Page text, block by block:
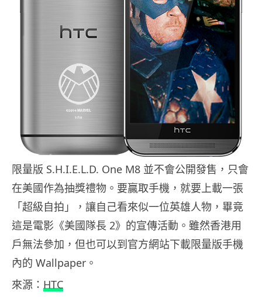
限量版 S.H.I.E.L.D. One M8 並不會公開發售，只會
在美國作為抽獎禮物。要贏取手機，就要上載一張
「超級自拍」，讓自己看來似一位英雄人物，畢竟
這是電影《美國隊長 2》的宣傳活動。雖然香港用
戶無法參加，但也可以到官方網站下載限量版手機
內的 Wallpaper。
來源： HTC